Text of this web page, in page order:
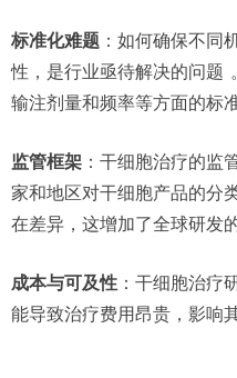
标准化难题 ：如何确保不同
性，是行业亟待解决的问题
输注剂量和频率等方面的标准
监管框架 ：干细胞治疗的监
家和地区对干细胞产品的分
在差异，这增加了全球研发
成本与可及性 ：干细胞治疗
能导致治疗费用昂贵，影响